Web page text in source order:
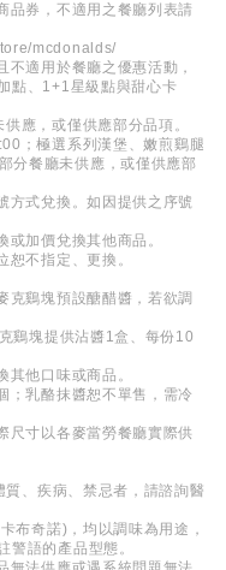
品券，不適用之餐廳列表請
mcdonalds/
適用於餐廳之優惠活動，
點、1+1星級點與甜心卡
應，或僅供應部分品項。
；極選系列漢堡、嫩煎鷄腿
分餐廳未供應，或僅供應部
方式兌換。如因提供之序號
加價兌換其他商品。
不指定、更換。
克鷄塊預設醣醋醬，若欲調
鷄塊提供沾醬1盒、每份10
他口味或商品。
；乳酪抹醬恕不單售，需冷
尺寸以各麥當勞餐廳實際供
、疾病、禁忌者，請諮詢醫
布奇諾)，均以調味為用途，
警語的產品型態。